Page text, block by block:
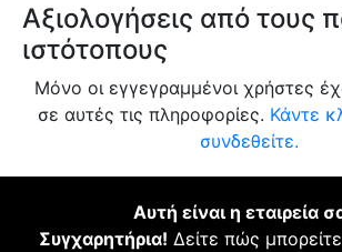
Αξιολογήσεις από τους
ιστότοπους
Μόνο οι εγγεγραμμένοι χρήστες
σε αυτές τις πληροφορίες. Κάντε
συνδεθείτε.
Αυτή είναι η εταιρεία
Συγχαρητήρια! Δείτε πώς